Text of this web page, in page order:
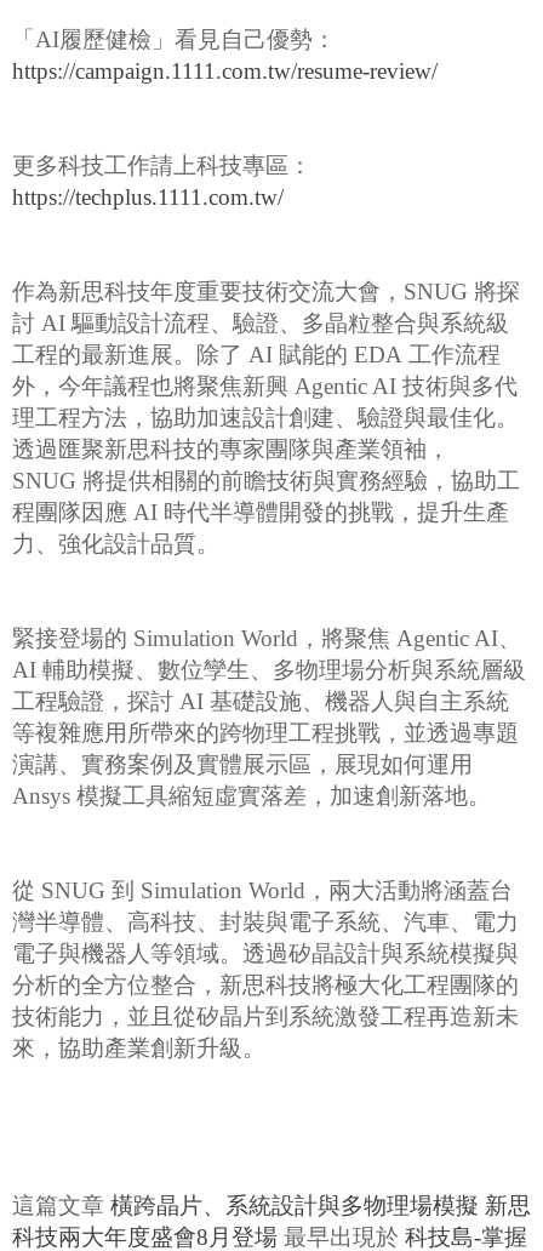
「AI履歷健檢」看見自己優勢：
https://campaign.1111.com.tw/resume-review/
更多科技工作請上科技專區：
https://techplus.1111.com.tw/
作為新思科技年度重要技術交流大會，SNUG 將探
討 AI 驅動設計流程、驗證、多晶粒整合與系統級
工程的最新進展。除了 AI 賦能的 EDA 工作流程
外，今年議程也將聚焦新興 Agentic AI 技術與多代
理工程方法，協助加速設計創建、驗證與最佳化。
透過匯聚新思科技的專家團隊與產業領袖，
SNUG 將提供相關的前瞻技術與實務經驗，協助工
程團隊因應 AI 時代半導體開發的挑戰，提升生產
力、強化設計品質。
緊接登場的 Simulation World，將聚焦 Agentic AI、
AI 輔助模擬、數位孿生、多物理場分析與系統層級
工程驗證，探討 AI 基礎設施、機器人與自主系統
等複雜應用所帶來的跨物理工程挑戰，並透過專題
演講、實務案例及實體展示區，展現如何運用
Ansys 模擬工具縮短虛實落差，加速創新落地。
從 SNUG 到 Simulation World，兩大活動將涵蓋台
灣半導體、高科技、封裝與電子系統、汽車、電力
電子與機器人等領域。透過矽晶設計與系統模擬與
分析的全方位整合，新思科技將極大化工程團隊的
技術能力，並且從矽晶片到系統激發工程再造新未
來，協助產業創新升級。
這篇文章 橫跨晶片、系統設計與多物理場模擬 新思
科技兩大年度盛會8月登場 最早出現於 科技島-掌握